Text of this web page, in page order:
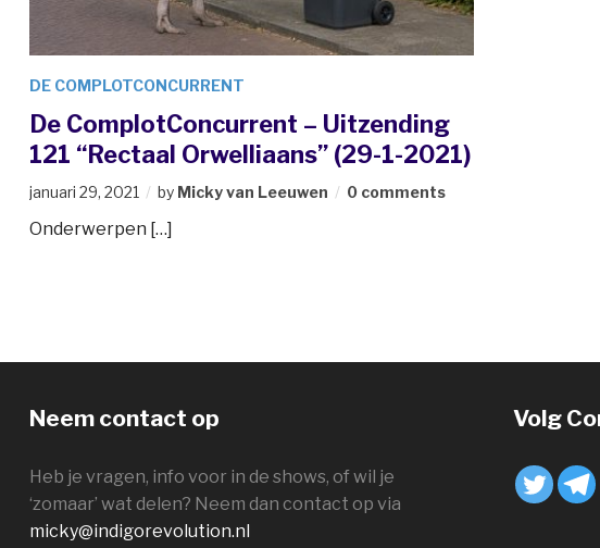
DE COMPLOTCONCURRENT
De ComplotConcurrent – Uitzending
121 “Rectaal Orwelliaans” (29-1-2021)
januari 29, 2021 by Micky van Leeuwen 0 comments
Onderwerpen […]
Neem contact op
Heb je vragen, info voor in de shows, of wil je
‘zomaar’ wat delen? Neem dan contact op via
micky@indigorevolution.nl
Volg